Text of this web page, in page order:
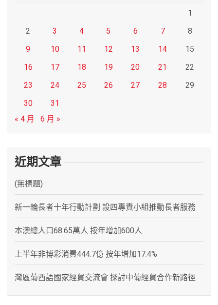
1
2
3 4 5 6 7
8
9
10 11 12 13 14
15
16
17 18 19 20 21
22
23
24 25 26 27 28
29
30
31
« 4 月
6 月 »
近期文章
(無標題)
新一輪長者十年行動計劃 設四專責小組推動長者服務
本澳總人口68.65萬人 按年增加600人
上半年非博彩消費444.7億 按年增加17.4%
灣區葡西語國家經貿交流會 探討中葡經貿合作新路徑